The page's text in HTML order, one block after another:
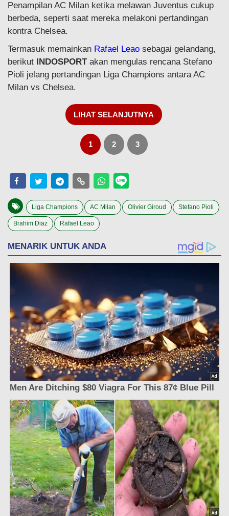
Penampilan AC Milan ketika melawan Juventus cukup
berbeda, seperti saat mereka melakoni pertandingan
kontra Chelsea.
Termasuk memainkan Rafael Leao sebagai gelandang,
berikut INDOSPORT akan mengulas rencana Stefano
Pioli jelang pertandingan Liga Champions antara AC
Milan vs Chelsea.
LIHAT SELANJUTNYA
1 2 3
Liga Champions AC Milan Olivier Giroud Stefano Pioli
Brahim Diaz Rafael Leao